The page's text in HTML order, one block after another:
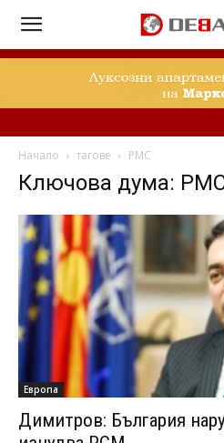
Начало тагове РМС
Ключова дума:
Европа
Димитров: България